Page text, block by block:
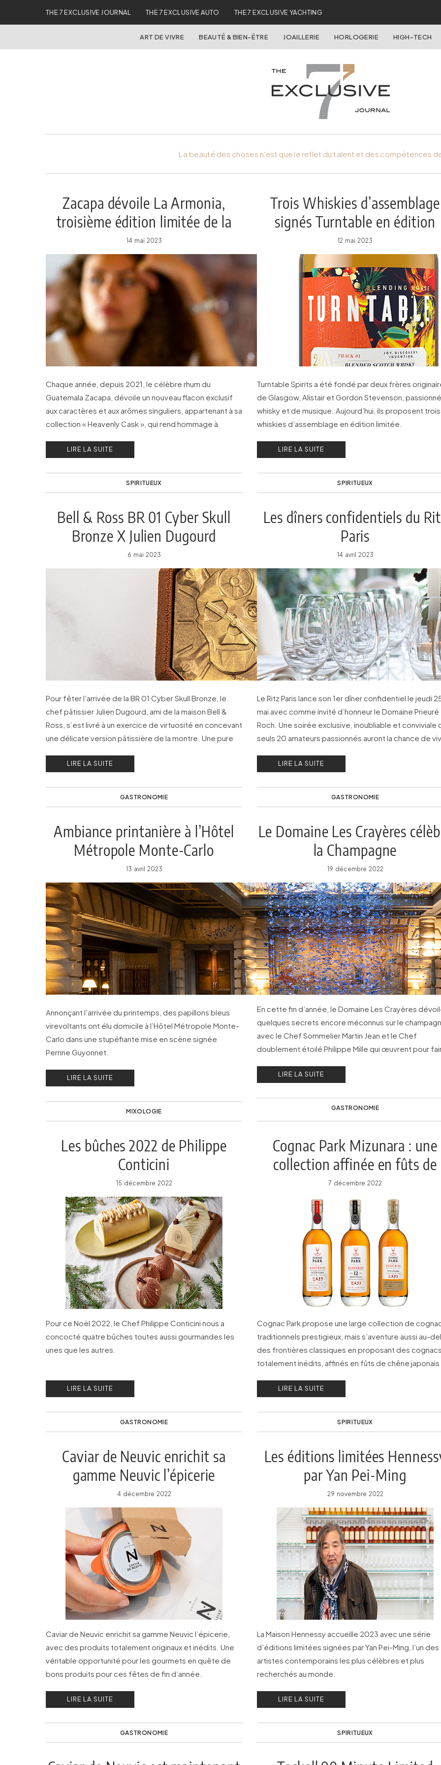
THE 7 EXCLUSIVE JOURNAL THE 7 EXCLUSIVE AUTO THE 7 EXCLUSIVE YACHTING
ART DE VIVRE BEAUTÉ & BIEN-ÊTRE JOAILLERIE HORLOGERIE HIGH-TECH
La beauté des choses n'est que le reflet du talent et des compétences
Zacapa dévoile La Armonia,
troisième édition limitée de la
collection Heavenly Cask
14 mai 2023
Chaque année, depuis 2021, le célèbre rhum du
Guatemala Zacapa, dévoile un nouveau flacon exclusif
aux caractères et aux arômes singuliers, appartenant à sa
collection « Heavenly Cask », qui rend hommage à
300 mètres d’altitude !
LIRE LA SUITE
SPIRITUEUX
Trois Whiskies d’assemblage
signés Turntable en édition
limitée
12 mai 2023
Turntable Spirits a été fondé par deux frères
de Glasgow, Alistair et Gordon Stevenson,
whisky et de musique. Aujourd’hui, ils proposent trois
whiskies d’assemblage en édition limitée.
LIRE LA SUITE
SPIRITUEUX
Bell & Ross BR 01 Cyber Skull
Bronze X Julien Dugourd
6 mai 2023
Pour fêter l’arrivée de la BR 01 Cyber Skull Bronze, le
chef pâtissier Julien Dugourd, ami de la maison Bell &
Ross, s’est livré à un exercice de virtuosité en concevant
une délicate version pâtissière de la montre. Une pure
LIRE LA SUITE
GASTRONOMIE
Les dîners confidentiels du
Paris
14 avril 2023
Le Ritz Paris lance son 1er dîner confidentiel le jeudi
mai avec comme invité d’honneur le Domaine Prieuré
Roch. Une soirée exclusive, inoubliable et conviviale
seuls 20 amateurs passionnés auront la chance de
LIRE LA SUITE
GASTRONOMIE
Ambiance printanière à l’Hôtel
Métropole Monte-Carlo
13 avril 2023
Annonçant l’arrivée du printemps, des papillons bleus
virevoltants ont élu domicile à l’Hôtel Métropole Monte-
Carlo dans une stupéfiante mise en scène signée
Perrine Guyonnet.
LIRE LA SUITE
MIXOLOGIE
Le Domaine Les Crayères
la Champagne
19 décembre 2022
En cette fin d’année, le Domaine Les Crayères
quelques secrets encore méconnus sur le
avec le Chef Sommelier Martin Jean et le Chef
doublement étoilé Philippe Mille qui œuvrent pour
LIRE LA SUITE
GASTRONOMIE
Les bûches 2022 de Philippe
Conticini
15 décembre 2022
Pour ce Noël 2022, le Chef Philippe Conticini nous a
concocté quatre bûches toutes aussi gourmandes les
unes que les autres.
LIRE LA SUITE
GASTRONOMIE
Cognac Park Mizunara : une
collection affinée en fûts de
chêne japonais
7 décembre 2022
Cognac Park propose une large collection de
traditionnels prestigieux, mais s’aventure aussi au-
des frontières classiques en proposant des
totalement inédits, affinés en fûts de chêne japonais
LIRE LA SUITE
SPIRITUEUX
Caviar de Neuvic enrichit sa
gamme Neuvic l’épicerie
4 décembre 2022
Caviar de Neuvic enrichit sa gamme Neuvic l’épicerie,
avec des produits totalement originaux et inédits. Une
véritable opportunité pour les gourmets en quête de
bons produits pour ces fêtes de fin d’année.
LIRE LA SUITE
GASTRONOMIE
Les éditions limitées
par Yan Pei-Ming
29 novembre 2022
La Maison Hennessy accueille 2023 avec une série
d’éditions limitées signées par Yan Pei-Ming, l’un des
artistes contemporains les plus célèbres et plus
recherchés au monde.
LIRE LA SUITE
SPIRITUEUX